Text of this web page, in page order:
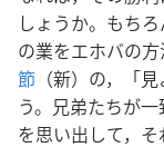
しょうか。もち
の業をエホバの方
節 （新）の，「
う。兄弟たちが
を思い出して，そ